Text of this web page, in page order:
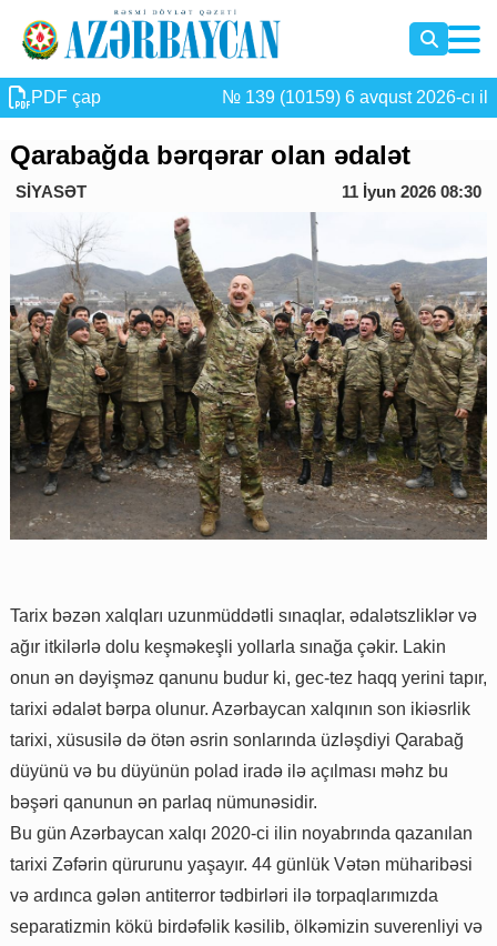
PDF çap № 139 (10159) 6 avqust 2026-cı il
Qarabağda bərqərar olan ədalət
SİYASƏT 11 İyun 2026 08:30
Tarix bəzən xalqları uzunmüddətli sınaqlar, ədalətszliklər və
ağır itkilərlə dolu keşməkeşli yollarla sınağa çəkir. Lakin
onun ən dəyişməz qanunu budur ki, gec-tez haqq yerini tapır,
tarixi ədalət bərpa olunur. Azərbaycan xalqının son ikiəsrlik
tarixi, xüsusilə də ötən əsrin sonlarında üzləşdiyi Qarabağ
düyünü və bu düyünün polad iradə ilə açılması məhz bu
bəşəri qanunun ən parlaq nümunəsidir.
Bu gün Azərbaycan xalqı 2020-ci ilin noyabrında qazanılan
tarixi Zəfərin qürurunu yaşayır. 44 günlük Vətən müharibəsi
və ardınca gələn antiterror tədbirləri ilə torpaqlarımızda
separatizmin kökü birdəfəlik kəsilib, ölkəmizin suverenliyi və